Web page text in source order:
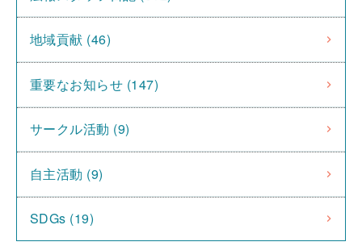
地域貢献 (46)
重要なお知らせ (147)
サークル活動 (9)
自主活動 (9)
SDGs (19)